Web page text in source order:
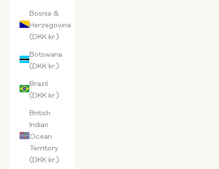
Bosnia &
Herzegovina
(DKK kr.)
Botswana
(DKK kr.)
Brazil
(DKK kr.)
British
Indian
Ocean
Territory
(DKK kr.)